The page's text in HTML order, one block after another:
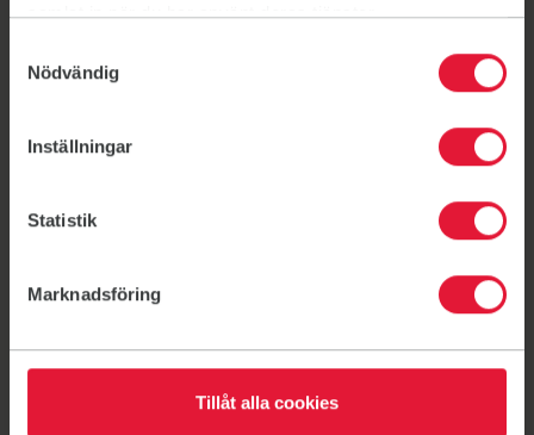
samlat in när du har använt deras tjänster.
Nödvändig
Inställningar
Statistik
Marknadsföring
Tillåt alla cookies
Aktuellt